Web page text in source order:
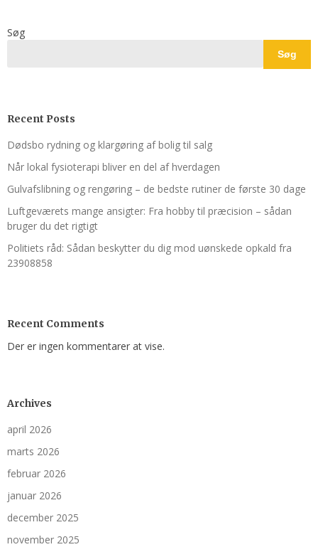
Søg
Søg
Recent Posts
Dødsbo rydning og klargøring af bolig til salg
Når lokal fysioterapi bliver en del af hverdagen
Gulvafslibning og rengøring – de bedste rutiner de første 30 dage
Luftgeværets mange ansigter: Fra hobby til præcision – sådan
bruger du det rigtigt
Politiets råd: Sådan beskytter du dig mod uønskede opkald fra
23908858
Recent Comments
Der er ingen kommentarer at vise.
Archives
april 2026
marts 2026
februar 2026
januar 2026
december 2025
november 2025